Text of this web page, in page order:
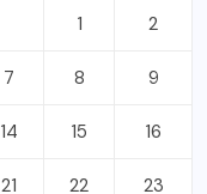
1 2
7 8 9
14 15 16
21 22 23